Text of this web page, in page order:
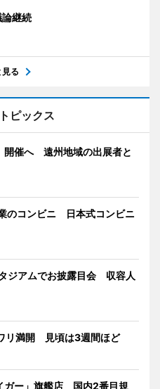
論継続
見る
ピックス
開催へ 遠州地域の出展者と
のコンビニ 日本式コンビニ
ジアムでお披露目会 収容人
リ満開 見頃は3週間ほど
ガー」旗艦店 国内2番目規